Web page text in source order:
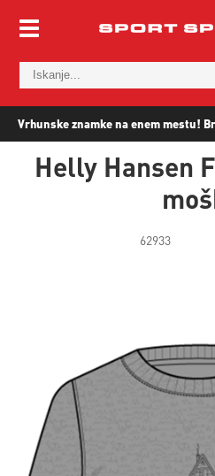
Vrhunske znamke na enem mestu!
Helly Hansen
62933